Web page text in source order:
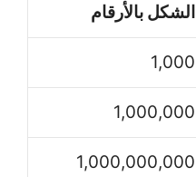
الشكل بالأرقام
1,000
1,000,000
1,000,000,000